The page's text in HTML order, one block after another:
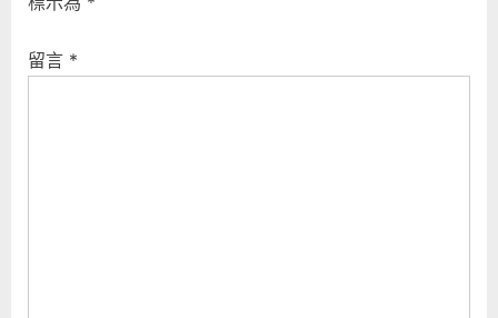
留言 *